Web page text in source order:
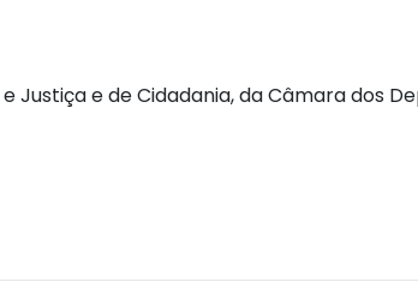
Justiça e de Cidadania, da Câmara dos